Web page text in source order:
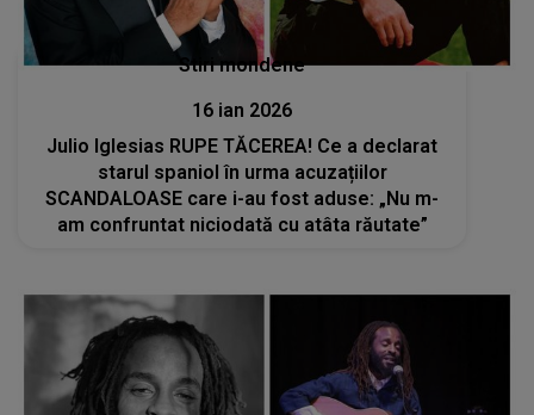
Stiri mondene
16 ian 2026
Julio Iglesias RUPE TĂCEREA! Ce a declarat
starul spaniol în urma acuzațiilor
SCANDALOASE care i-au fost aduse: „Nu m-
am confruntat niciodată cu atâta răutate”